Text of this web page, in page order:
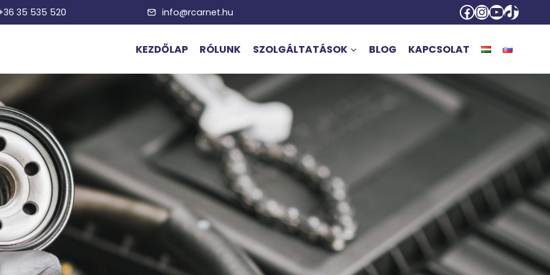
35 535 520 info@rcarnet.hu FacebookTikTok
KEZDŐLAP RÓLUNK SZOLGÁLTATÁSOK BLOG KAPCSOLAT